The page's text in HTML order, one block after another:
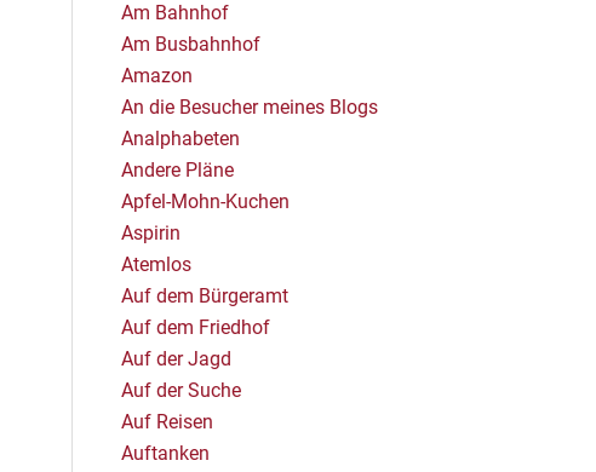
Am Bahnhof
Am Busbahnhof
Amazon
An die Besucher meines Blogs
Analphabeten
Andere Pläne
Apfel-Mohn-Kuchen
Aspirin
Atemlos
Auf dem Bürgeramt
Auf dem Friedhof
Auf der Jagd
Auf der Suche
Auf Reisen
Auftanken